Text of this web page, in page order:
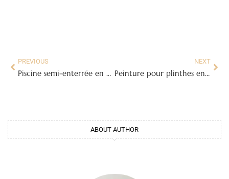
PREVIOUS
Piscine semi-enterrée en béton : avantages, construction et prix 2026
NEXT
Peinture pour plinthes en bois : quelle peinture choisir et comment l’appliquer
ABOUT AUTHOR